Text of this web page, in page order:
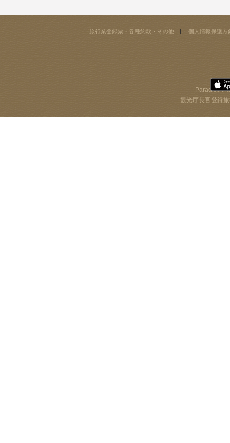
旅行業登録票・各種約款・その他 個人情報保護方
Paradise
観光庁長官登録